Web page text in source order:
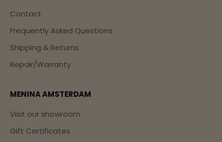
Contact
Frequently Asked Questions
Shipping & Returns
Repair/Warranty
MENINA AMSTERDAM
Visit our showroom
Gift Certificates